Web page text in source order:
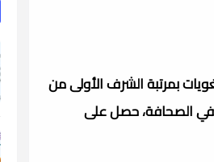
بمرتبة الشرف الأولى من
في الصحافة، حصل على